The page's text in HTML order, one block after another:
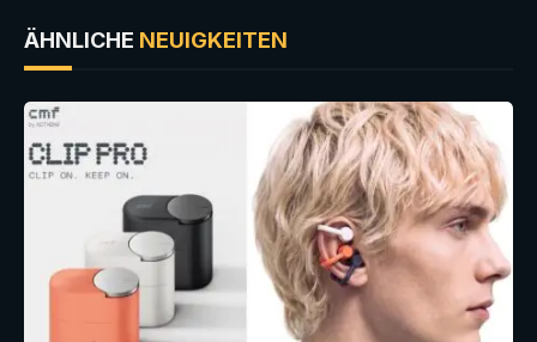
ÄHNLICHE NEUIGKEITEN